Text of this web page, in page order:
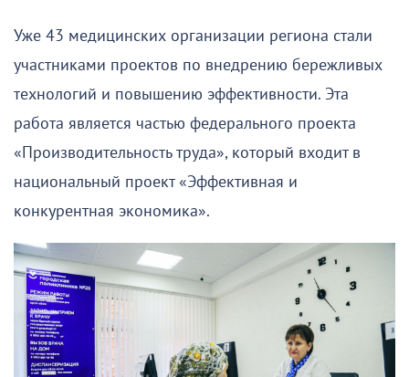
Уже 43 медицинских организации региона стали
участниками проектов по внедрению бережливых
технологий и повышению эффективности. Эта
работа является частью федерального проекта
«Производительность труда», который входит в
национальный проект «Эффективная и
конкурентная экономика».